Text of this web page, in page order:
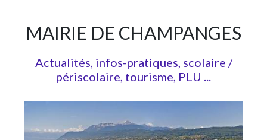
MAIRIE DE CHAMPANGES
Actualités, infos-pratiques, scolaire /
périscolaire, tourisme, PLU ...